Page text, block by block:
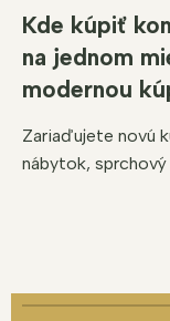
Kde kúpiť
na jednom
modernou
Zariaďujete novú
nábytok, sprchový